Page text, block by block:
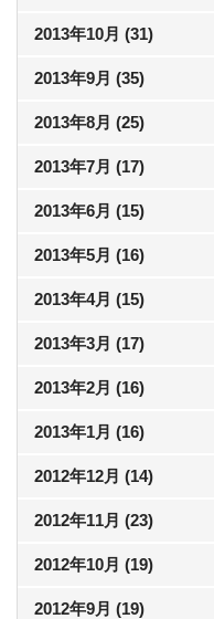
2013年10月 (31)
2013年9月 (35)
2013年8月 (25)
2013年7月 (17)
2013年6月 (15)
2013年5月 (16)
2013年4月 (15)
2013年3月 (17)
2013年2月 (16)
2013年1月 (16)
2012年12月 (14)
2012年11月 (23)
2012年10月 (19)
2012年9月 (19)